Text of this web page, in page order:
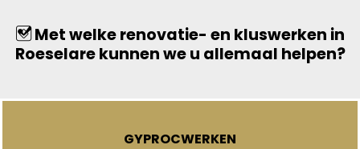
Met welke renovatie- en kluswerken in
Roeselare kunnen we u allemaal helpen?
GYPROCWERKEN